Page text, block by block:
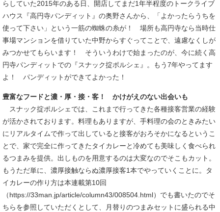
らしていた2015年のある日、開店してまだ1年半程度のトークライブ
ハウス『高円寺パンディット』の奥野さんから、「よかったらうちを
使って下さい」という一筋の蜘蛛の糸が！ 場所も高円寺なら当時仕
事場マンションを借りていた中野からすぐってことで、遠慮なくしが
みつかせてもらいます！ そういうわけで始まったのが、今に続く高
円寺パンディットでの『スナック掟ポルシェ』。もう7年やってます
よ！ パンディットができてよかった！
豊富なフードと濃・厚・接・客！ かけがえのない出会いも
スナック掟ポルシェでは、これまで行ってきた各種接客営業の経験
が活かされております。料理もありますが、手料理の会のときみたい
にリアルタイムで作って出していると接客がおろそかになるというこ
とで、家で完全に作ってきたタイカレーと冷めても美味しく食べられ
るつまみを提供。出しものを用意するのは大変なのでそこもカット。
もうただ単に、濃厚接触ならぬ濃厚接客1本でやっていくことに。タ
イカレーの作り方は本連載第10回
（https://33man.jp/article/column43/008504.html）でも書いたのでそ
ちらを参照していただくとして、月替りのつまみセットに盛られる中